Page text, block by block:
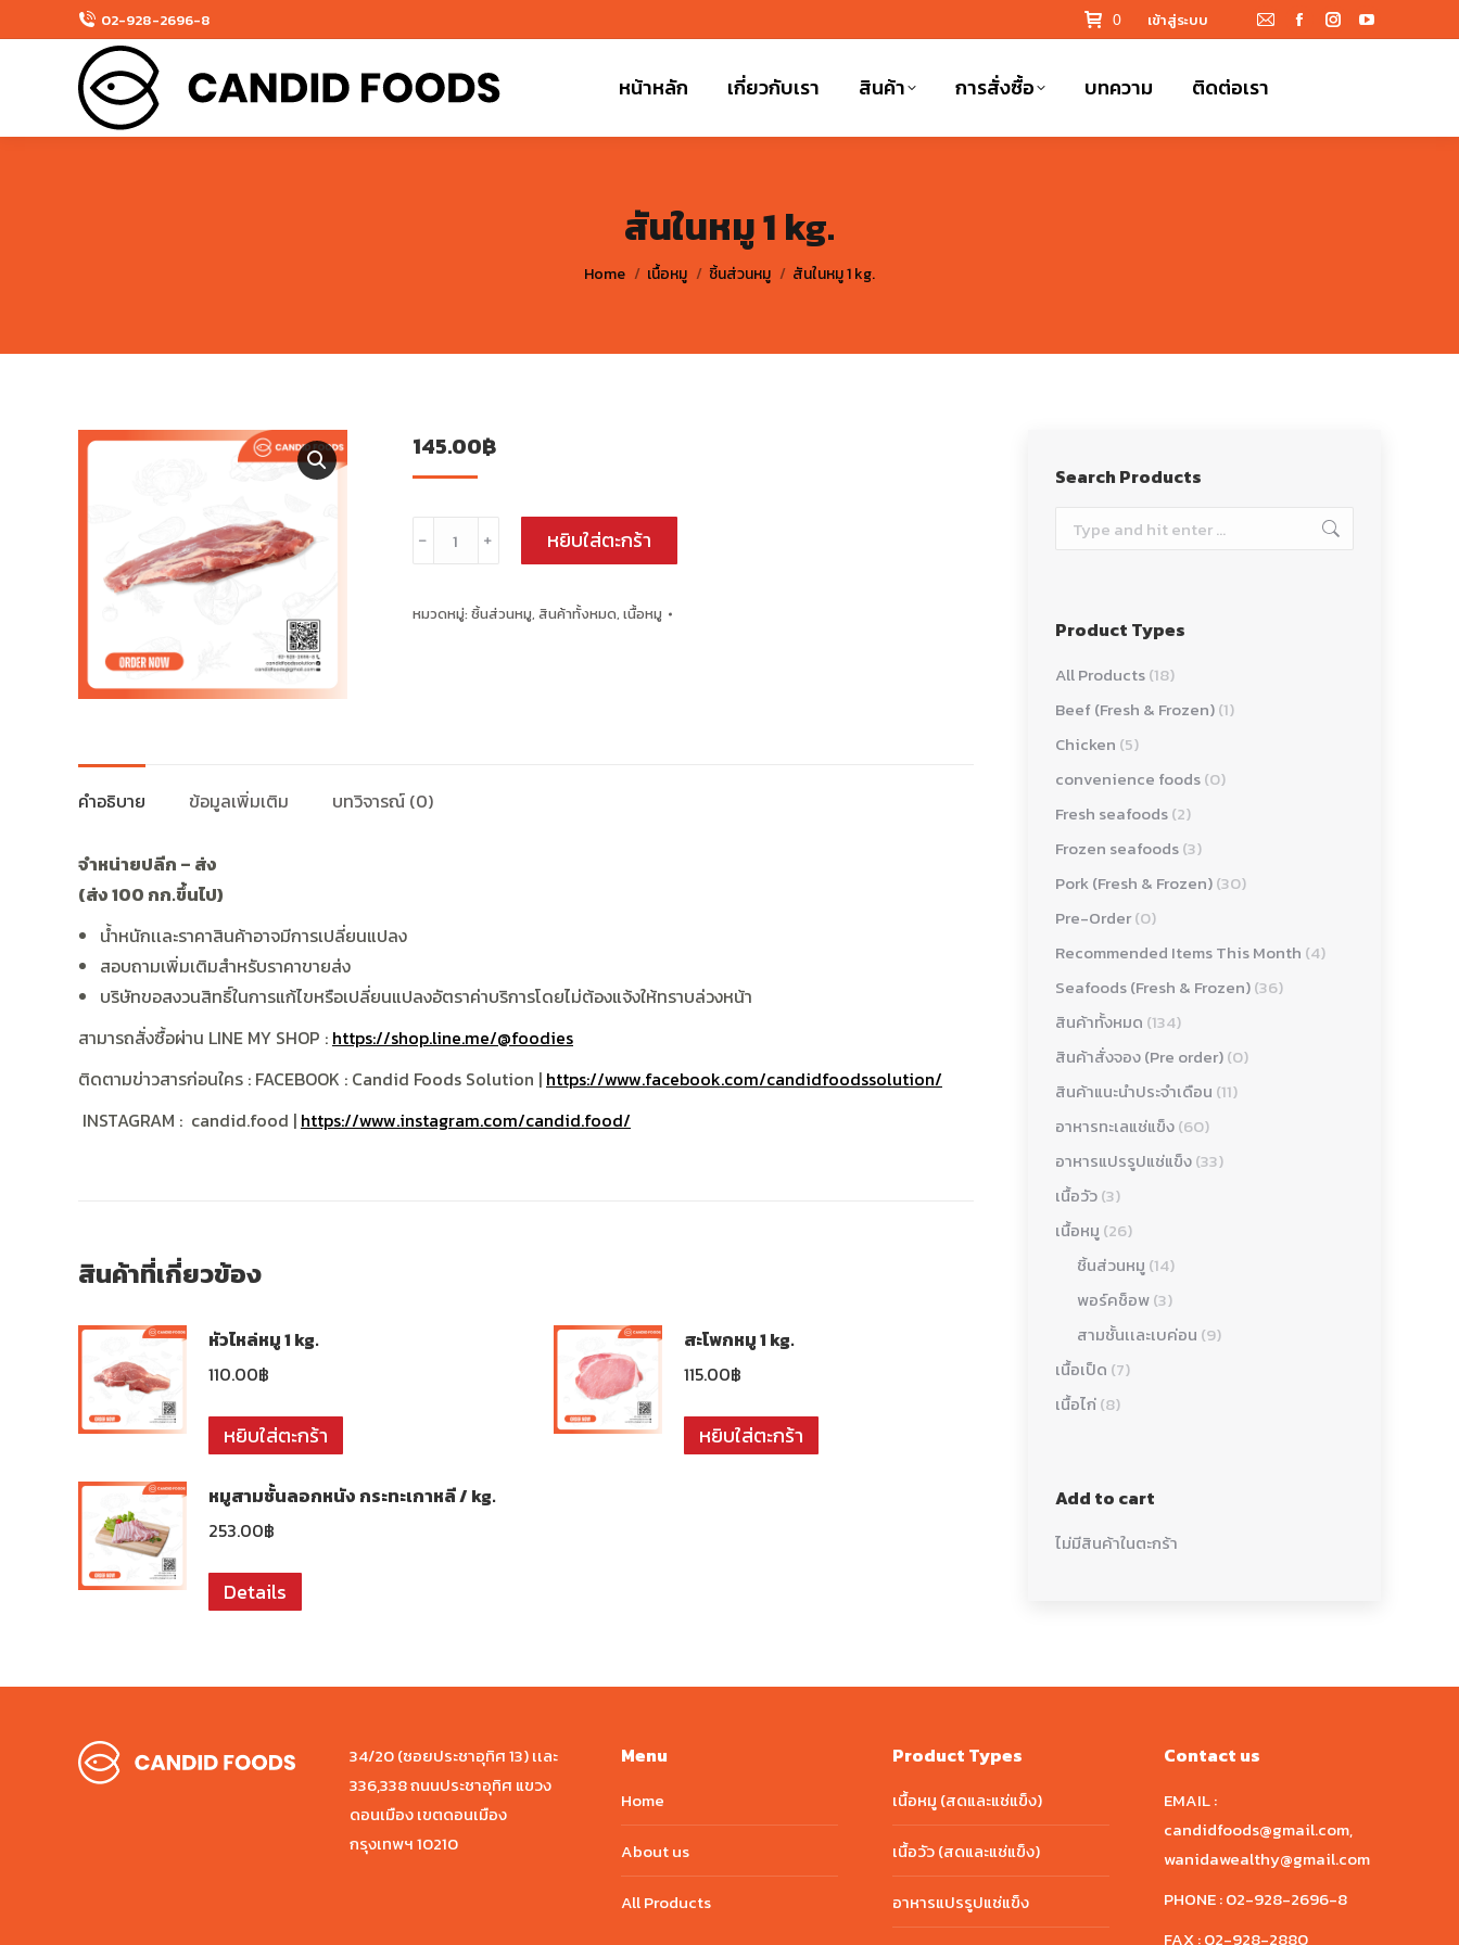
02-928-2696-8 0 เข้าสู่ระบบ
Mail
opens
new
Facebook
new
Instagram
new
YouTube
new
หน้าหลัก เกี่ยวกับเรา สินค้า การสั่งซื้อ บทความ ติดต่อเรา
สันในหมู 1 kg.
You are here:
Home เนื้อหมู ชิ้นส่วนหมู สันในหมู 1 kg.
145.00฿
จำนวน
หมู
﹣ ﹢ หยิบใส่ตะกร้า
หมวดหมู่: ชิ้นส่วนหมู, สินค้าทั้งหมด, เนื้อหมู
คำอธิบาย ข้อมูลเพิ่มเติม บทวิจารณ์ (0)
จำหน่ายปลีก – ส่ง
(ส่ง100 กก.ขึ้นไป)
น้ำหนักเเละราคาสินค้าอาจมีการเปลี่ยนแปลง
สอบถามเพิ่มเติมสำหรับราคาขายส่ง
บริษัทขอสงวนสิทธิ์ในการแก้ไขหรือเปลี่ยนแปลงอัตราค่าบริการโดยไม่ต้องแจ้งให้ทราบล่วงหน้า
สามารถสั่งซื้อผ่าน LINE MY SHOP : https://shop.line.me/@foodies
ติดตามข่าวสารก่อนใคร : FACEBOOK : Candid Foods Solution | https://www.facebook.com/candidfoodssolution/
INSTAGRAM : candid.food | https://www.instagram.com/candid.food/
สินค้าที่เกี่ยวข้อง
หัวไหล่หมู 1 kg.
110.00฿
หยิบใส่ตะกร้า
สะโพกหมู 1 kg.
115.00฿
หยิบใส่ตะกร้า
หมูสามชั้นลอกหนัง กระทะเกาหลี / kg.
253.00฿
Details
Search Products
Search:
Product Types
All Products(18)
Beef (Fresh & Frozen)(1)
Chicken (5)
convenience foods(0)
Fresh seafoods(2)
Frozen seafoods(3)
Pork (Fresh & Frozen)(30)
Pre-Order(0)
Recommended Items This Month (4)
Seafoods (Fresh & Frozen)(36)
สินค้าทั้งหมด (134)
สินค้าสั่งจอง (Pre order)(0)
สินค้าแนะนำประจำเดือน (11)
อาหารทะเลแช่แข็ง(60)
อาหารแปรรูปแช่แข็ง(33)
เนื้อวัว(3)
เนื้อหมู (26)
ชิ้นส่วนหมู (14)
พอร์คช็อพ(3)
สามชั้นเเละเบค่อน (9)
เนื้อเป็ด (7)
เนื้อไก่(8)
Add to cart
ไม่มีสินค้าในตะกร้า
34/20 (ซอยประชาอุทิศ 13) เเละ
336,338 ถนนประชาอุทิศ แขวง
ดอนเมือง เขตดอนเมือง
กรุงเทพฯ 10210
Menu
Home
About us
All Products
Product Types
เนื้อหมู (สดและแช่แข็ง)
เนื้อวัว (สดและแช่แข็ง)
อาหารแปรรูปแช่แข็ง
Contact us
EMAIL :
candidfoods@gmail.com,
wanidawealthy@gmail.com
PHONE :02-928-2696-8
FAX :02-928-2880